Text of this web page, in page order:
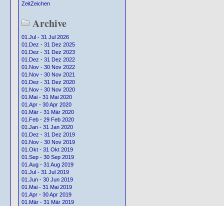
ZeitZeichen
Archive
01.Jul - 31 Jul 2026
01.Dez - 31 Dez 2025
01.Dez - 31 Dez 2023
01.Dez - 31 Dez 2022
01.Nov - 30 Nov 2022
01.Nov - 30 Nov 2021
01.Dez - 31 Dez 2020
01.Nov - 30 Nov 2020
01.Mai - 31 Mai 2020
01.Apr - 30 Apr 2020
01.Mär - 31 Mär 2020
01.Feb - 29 Feb 2020
01.Jan - 31 Jan 2020
01.Dez - 31 Dez 2019
01.Nov - 30 Nov 2019
01.Okt - 31 Okt 2019
01.Sep - 30 Sep 2019
01.Aug - 31 Aug 2019
01.Jul - 31 Jul 2019
01.Jun - 30 Jun 2019
01.Mai - 31 Mai 2019
01.Apr - 30 Apr 2019
01.Mär - 31 Mär 2019